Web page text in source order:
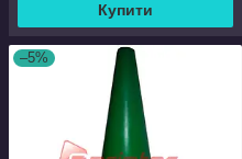
Купити
–5%